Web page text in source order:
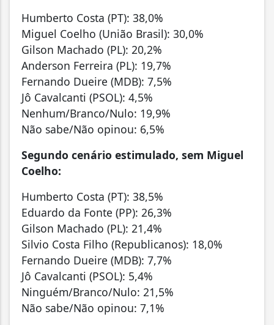
Humberto Costa (PT): 38,0%
Miguel Coelho (União Brasil): 30,0%
Gilson Machado (PL): 20,2%
Anderson Ferreira (PL): 19,7%
Fernando Dueire (MDB): 7,5%
Jô Cavalcanti (PSOL): 4,5%
Nenhum/Branco/Nulo: 19,9%
Não sabe/Não opinou: 6,5%
Segundo cenário estimulado, sem Miguel
Coelho:
Humberto Costa (PT): 38,5%
Eduardo da Fonte (PP): 26,3%
Gilson Machado (PL): 21,4%
Silvio Costa Filho (Republicanos): 18,0%
Fernando Dueire (MDB): 7,7%
Jô Cavalcanti (PSOL): 5,4%
Ninguém/Branco/Nulo: 21,5%
Não sabe/Não opinou: 7,1%